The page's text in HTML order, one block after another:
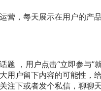
营，每天展示在用户的产
题 ，用户点击“立即参与
用户留下内容的可能性，
注下或者发个私信，聊聊